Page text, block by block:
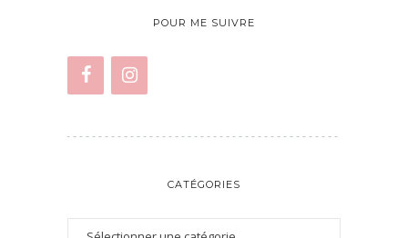
POUR ME SUIVRE
CATÉGORIES